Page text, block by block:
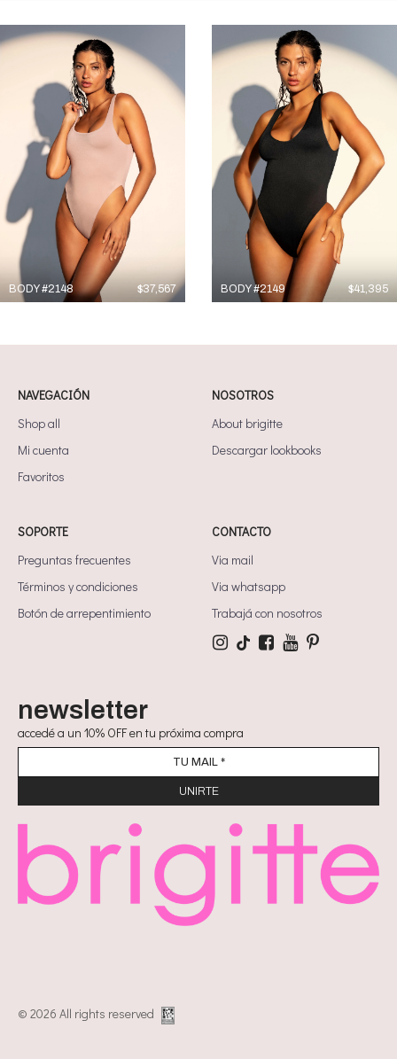
BODY #2148 $37,567 BODY #2149 $41,395
NAVEGACIÓN
Shop all
Mi cuenta
Favoritos
NOSOTROS
About brigitte
Descargar lookbooks
SOPORTE
Preguntas frecuentes
Términos y condiciones
Botón de arrepentimiento
CONTACTO
Via mail
Via whatsapp
Trabajá con nosotros
newsletter
accedé a un 10% OFF en tu próxima compra
© 2026 All rights reserved